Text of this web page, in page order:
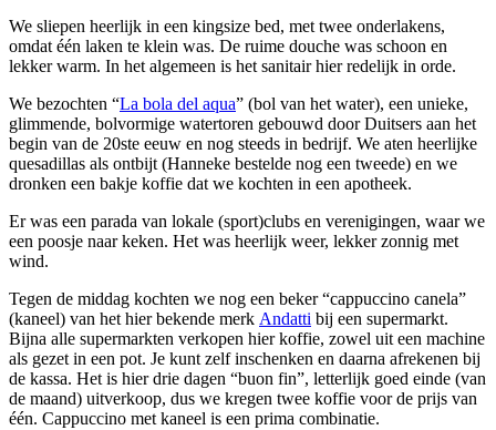
We sliepen heerlijk in een kingsize bed, met twee onderlakens,
omdat één laken te klein was. De ruime douche was schoon en
lekker warm. In het algemeen is het sanitair hier redelijk in orde.
We bezochten “La bola del aqua” (bol van het water), een unieke,
glimmende, bolvormige watertoren gebouwd door Duitsers aan het
begin van de 20ste eeuw en nog steeds in bedrijf. We aten heerlijke
quesadillas als ontbijt (Hanneke bestelde nog een tweede) en we
dronken een bakje koffie dat we kochten in een apotheek.
Er was een parada van lokale (sport)clubs en verenigingen, waar we
een poosje naar keken. Het was heerlijk weer, lekker zonnig met
wind.
Tegen de middag kochten we nog een beker “cappuccino canela”
(kaneel) van het hier bekende merk Andatti bij een supermarkt.
Bijna alle supermarkten verkopen hier koffie, zowel uit een machine
als gezet in een pot. Je kunt zelf inschenken en daarna afrekenen bij
de kassa. Het is hier drie dagen “buon fin”, letterlijk goed einde (van
de maand) uitverkoop, dus we kregen twee koffie voor de prijs van
één. Cappuccino met kaneel is een prima combinatie.